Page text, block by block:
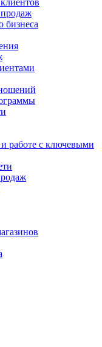
бизнеса
работе с ключевыми